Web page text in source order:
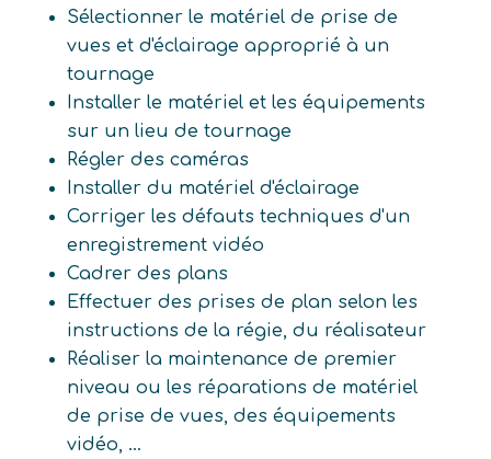
Sélectionner le matériel de prise de
vues et d'éclairage approprié à un
tournage
Installer le matériel et les équipements
sur un lieu de tournage
Régler des caméras
Installer du matériel d'éclairage
Corriger les défauts techniques d'un
enregistrement vidéo
Cadrer des plans
Effectuer des prises de plan selon les
instructions de la régie, du réalisateur
Réaliser la maintenance de premier
niveau ou les réparations de matériel
de prise de vues, des équipements
vidéo, ...